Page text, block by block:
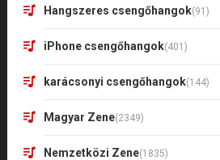
Hangszeres csengőhangok(91)
iPhone csengőhangok(401)
karácsonyi csengőhangok(144)
Magyar Zene(2349)
Nemzetközi Zene(1835)